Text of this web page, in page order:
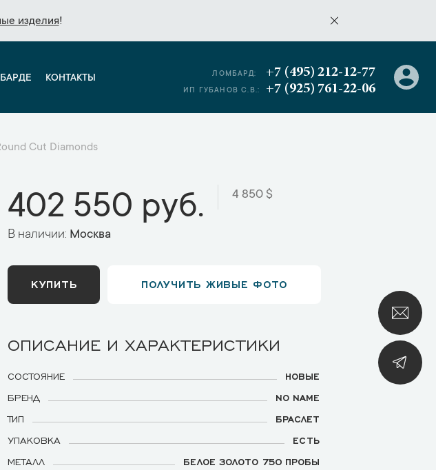
изделия!
изделия!
КОНТАКТЫ ЛОМБАРД: +7 (495) 212-12-77
ИП ГУБАНОВ С.В.: +7 (925) 761-22-06
Cut Diamonds
402 550 руб. 4 850 $
В наличии: Москва
КУПИТЬ ПОЛУЧИТЬ ЖИВЫЕ ФОТО
ОПИСАНИЕ И ХАРАКТЕРИСТИКИ
СОСТОЯНИЕ
НОВЫЕ
БРЕНД
NO NAME
ТИП
БРАСЛЕТ
УПАКОВКА
ЕСТЬ
МЕТАЛЛ
БЕЛОЕ ЗОЛОТО 750 ПРОБЫ